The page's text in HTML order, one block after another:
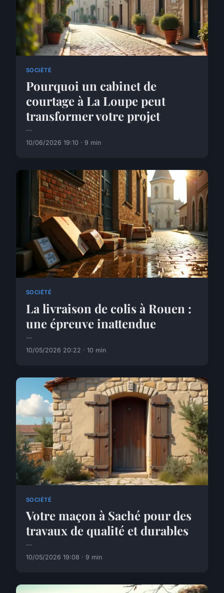
SOCIÉTÉ
Pourquoi un cabinet de
courtage à La Loupe peut
transformer votre projet
...
10/06/2026 19:10 · 9 min
SOCIÉTÉ
La livraison de colis à Rouen :
une épreuve inattendue
...
10/05/2026 20:22 · 10 min
SOCIÉTÉ
Votre maçon à Saché pour des
travaux de qualité et durables
...
10/05/2026 19:08 · 9 min